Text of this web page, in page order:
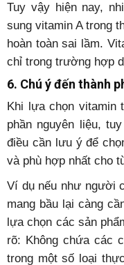
Tuy vậy hiện nay,
sung vitamin A trong
hoàn toàn sai lầm.
chỉ trong trường hợp
6. Chú ý đến thành
Khi lựa chọn vitamin
phần nguyên liệu,
điều cần lưu ý để
và phù hợp nhất cho
Ví dụ nếu như người
mang bầu lại càng
lựa chọn các sản
rõ: Không chứa các
trong một số loại